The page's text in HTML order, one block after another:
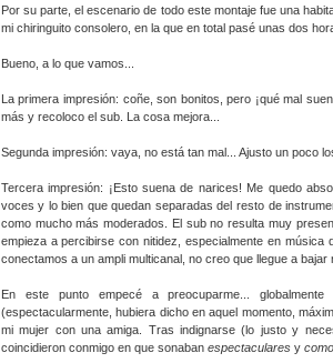
Por su parte, el escenario de todo este montaje fue una
mi chiringuito consolero, en la que en total pasé unas dos
Bueno, a lo que vamos...
La primera impresión: coñe, son bonitos, pero ¡qué mal
más y recoloco el sub. La cosa mejora...
Segunda impresión: vaya, no está tan mal... Ajusto un poco
Tercera impresión: ¡Esto suena de narices! Me quedo
voces y lo bien que quedan separadas del resto de
como mucho más moderados. El sub no resulta muy
empieza a percibirse con nitidez, especialmente en
conectamos a un ampli multicanal, no creo que llegue a
En este punto empecé a preocuparme...
(espectacularmente, hubiera dicho en aquel momento,
mi mujer con una amiga. Tras indignarse (lo justo y
coincidieron conmigo en que sonaban espectaculares y